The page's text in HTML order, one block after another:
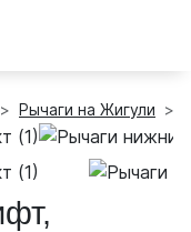
Рычаги на Жигули